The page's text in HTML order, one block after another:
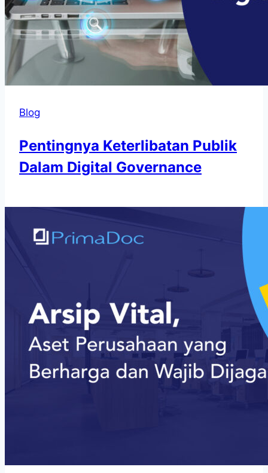
Blog
Pentingnya Keterlibatan Publik
Dalam Digital Governance